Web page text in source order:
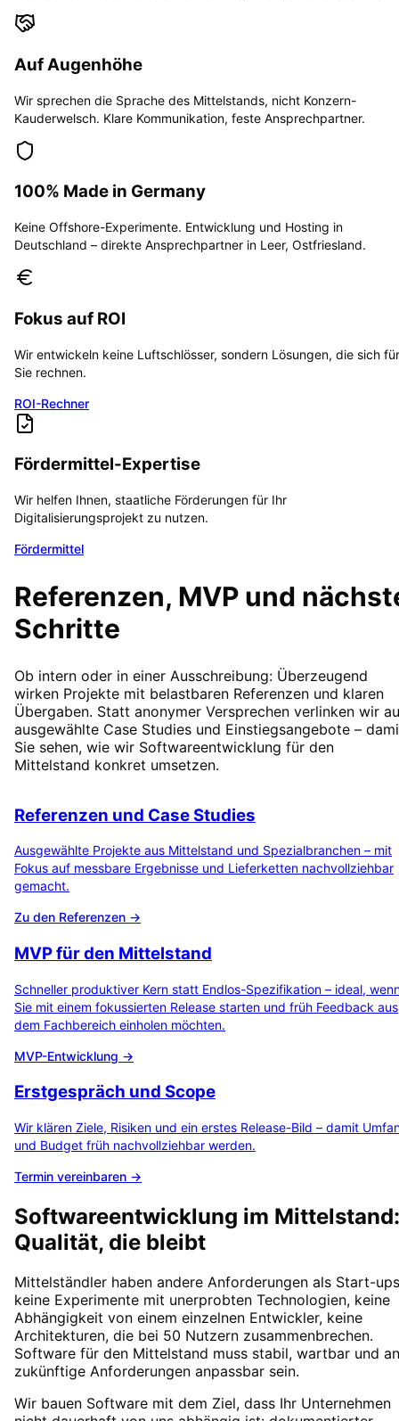
Auf Augenhöhe
Wir sprechen die Sprache des Mittelstands, nicht Konzern-
Kauderwelsch. Klare Kommunikation, feste Ansprechpartner.
100% Made in Germany
Keine Offshore-Experimente. Entwicklung und Hosting in
Deutschland – direkte Ansprechpartner in Leer, Ostfriesland.
Fokus auf ROI
Wir entwickeln keine Luftschlösser, sondern Lösungen, die sich für
Sie rechnen.
ROI-Rechner
Fördermittel-Expertise
Wir helfen Ihnen, staatliche Förderungen für Ihr
Digitalisierungsprojekt zu nutzen.
Fördermittel
Referenzen, MVP und
Schritte
Ob intern oder in einer Ausschreibung: Überzeugend
wirken Projekte mit belastbaren Referenzen und klaren
Übergaben. Statt anonymer Versprechen verlinken wir
ausgewählte Case Studies und Einstiegsangebote –
Sie sehen, wie wir Softwareentwicklung für den
Mittelstand konkret umsetzen.
Referenzen und Case Studies
Ausgewählte Projekte aus Mittelstand und Spezialbranchen – mit
Fokus auf messbare Ergebnisse und Lieferketten nachvollziehbar
gemacht.
Zu den Referenzen →
MVP für den Mittelstand
Schneller produktiver Kern statt Endlos-Spezifikation – ideal,
Sie mit einem fokussierten Release starten und früh Feedback aus
dem Fachbereich einholen möchten.
MVP-Entwicklung →
Erstgespräch und Scope
Wir klären Ziele, Risiken und ein erstes Release-Bild – damit
und Budget früh nachvollziehbar werden.
Termin vereinbaren →
Softwareentwicklung im Mittelstand:
Qualität, die bleibt
Mittelständler haben andere Anforderungen als Start-
keine Experimente mit unerprobten Technologien, keine
Abhängigkeit von einem einzelnen Entwickler, keine
Architekturen, die bei 50 Nutzern zusammenbrechen.
Software für den Mittelstand muss stabil, wartbar und an
zukünftige Anforderungen anpassbar sein.
Wir bauen Software mit dem Ziel, dass Ihr Unternehmen